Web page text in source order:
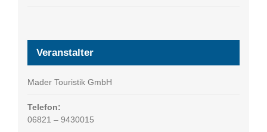
Veranstalter
Mader Touristik GmbH
Telefon:
06821 – 9430015